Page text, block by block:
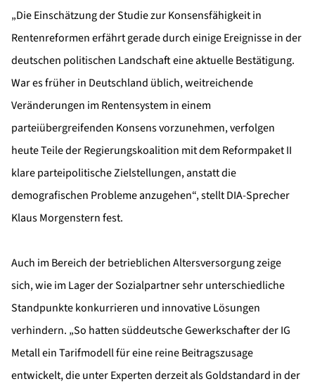
„Die Einschätzung der Studie zur Konsensfähigkeit in
Rentenreformen erfährt gerade durch einige Ereignisse in der
deutschen politischen Landschaft eine aktuelle Bestätigung.
War es früher in Deutschland üblich, weitreichende
Veränderungen im Rentensystem in einem
parteiübergreifenden Konsens vorzunehmen, verfolgen
heute Teile der Regierungskoalition mit dem Reformpaket II
klare parteipolitische Zielstellungen, anstatt die
demografischen Probleme anzugehen“, stellt DIA-Sprecher
Klaus Morgenstern fest.
Auch im Bereich der betrieblichen Altersversorgung zeige
sich, wie im Lager der Sozialpartner sehr unterschiedliche
Standpunkte konkurrieren und innovative Lösungen
verhindern. „So hatten süddeutsche Gewerkschafter der IG
Metall ein Tarifmodell für eine reine Beitragszusage
entwickelt, die unter Experten derzeit als Goldstandard in der